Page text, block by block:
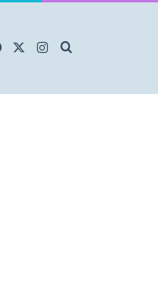
FacebookInstagram